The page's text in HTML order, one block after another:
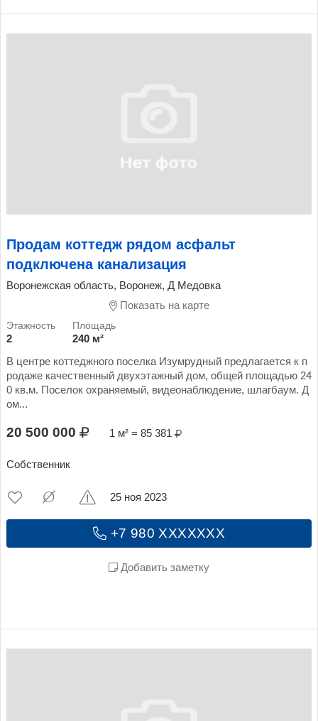
Продам коттедж рядом асфальт
подключена канализация
Воронежская область, Воронеж, Д Медовка
Показать на карте
2
240 м²
В центре коттеджного поселка Изумрудный предлагается к п
родаже качественный двухэтажный дом, общей площадью 24
0 кв.м. Поселок охраняемый, видеонаблюдение, шлагбаум. Д
ом...
20 500 000 1 м² = 85 381
Собственник
+7 980 XXXXXXX
Добавить заметку
25 ноя 2023